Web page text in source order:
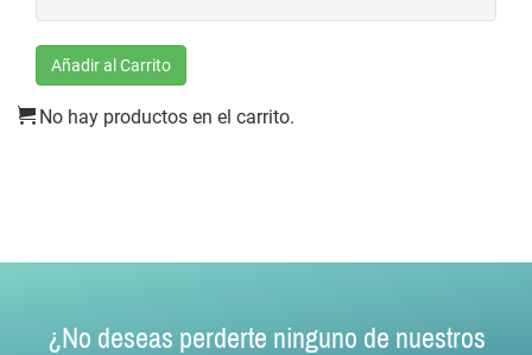
Añadir al Carrito
No hay productos en el carrito.
¿No deseas perderte ninguno de nuestros